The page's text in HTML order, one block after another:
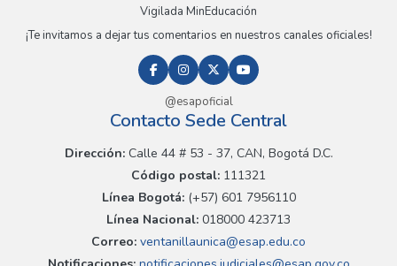
Vigilada MinEducación
¡Te invitamos a dejar tus comentarios en nuestros canales oficiales!
@esapoficial
Contacto Sede Central
Dirección:Calle 44 # 53 - 37, CAN, Bogotá D.C.
Código postal: 111321
Línea Bogotá:(+57) 601 7956110
Línea Nacional: 018000 423713
Correo: ventanillaunica@esap.edu.co